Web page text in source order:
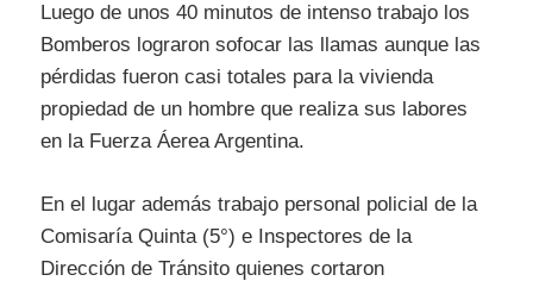
Luego de unos 40 minutos de intenso trabajo los
Bomberos lograron sofocar las llamas aunque las
pérdidas fueron casi totales para la vivienda
propiedad de un hombre que realiza sus labores
en la Fuerza Áerea Argentina.
En el lugar además trabajo personal policial de la
Comisaría Quinta (5°) e Inspectores de la
Dirección de Tránsito quienes cortaron